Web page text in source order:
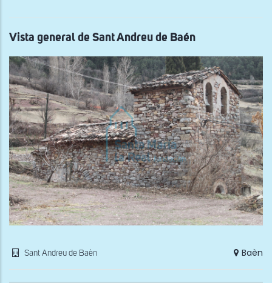
Vista general de Sant Andreu de Baén
Sant Andreu de Baèn Baèn